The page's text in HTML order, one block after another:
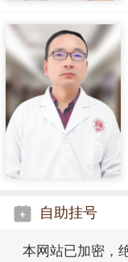
自助挂号
本网站已加密，